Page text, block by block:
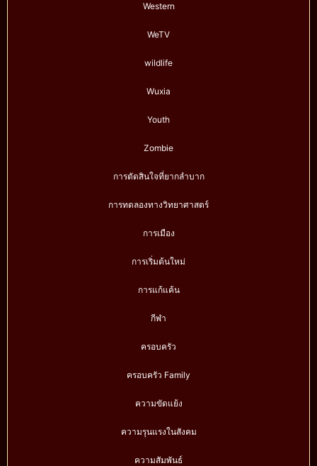
Western
WeTV
wildlife
Wuxia
Youth
Zombie
การตัดสินใจที่ยากลำบาก
การทดลองทางวิทยาศาสตร์
การเมือง
การเริ่มต้นใหม่
การแก้แค้น
กีฬา
ครอบครัว
ครอบครัว Family
ความขัดแย้ง
ความรุนแรงในสังคม
ความสัมพันธ์